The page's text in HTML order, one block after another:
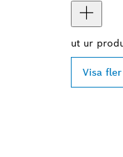
ut ur
Visa